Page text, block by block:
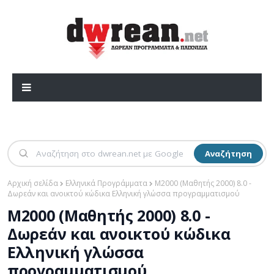
Αναζήτηση
Αρχική σελίδα Ελληνικά Προγράμματα
Μ2000 (Μαθητής 2000) 8.0 -
Δωρεάν και ανοικτού κώδικα Ελληνική γλώσσα προγραμματισμού
Μ2000 (Μαθητής 2000) 8.0 -
Δωρεάν και ανοικτού κώδικα
Ελληνική γλώσσα